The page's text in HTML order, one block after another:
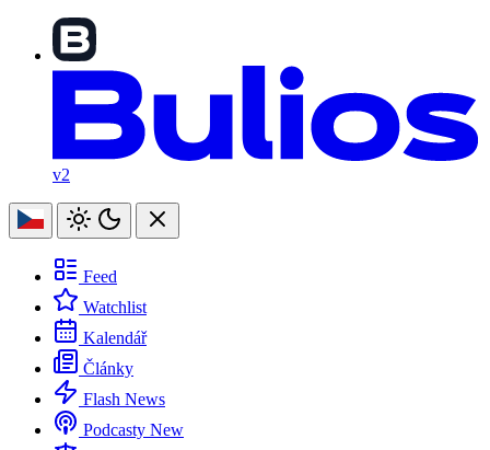
v2
Feed
Watchlist
Kalendář
Články
Flash News
Podcasty New